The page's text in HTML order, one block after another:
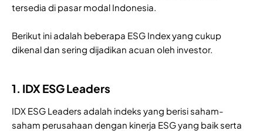
tersedia di pasar modal Indonesia.
Berikut ini adalah beberapa ESG Index yang cukup
dikenal dan sering dijadikan acuan oleh investor.
1. IDX ESG Leaders
IDX ESG Leaders adalah indeks yang berisi saham-
saham perusahaan dengan kinerja ESG yang baik serta